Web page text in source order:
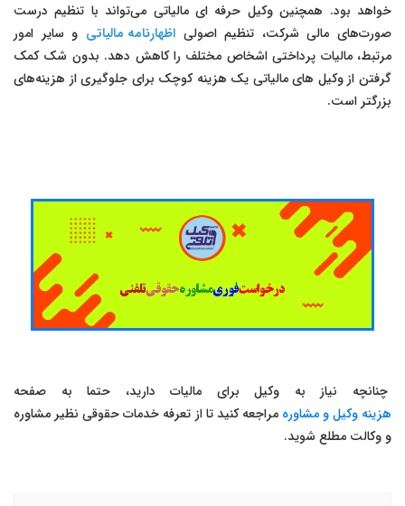
خواهد بود. همچنین وکیل حرفه ای مالیاتی می‌تواند با تنظیم درست
صورت‌های مالی شرکت، تنظیم اصولیاظهارنامه مالیاتی و سایر امور
مرتبط، مالیات پرداختی اشخاص مختلف را کاهش دهد. بدون شک کمک
گرفتن از وکیل های مالیاتی یک هزینه کوچک برای جلوگیری از هزینه‌های
بزرگتر است.
چنانچه نیاز به وکیل برای مالیات دارید، حتما به صفحه
هزینه وکیل و مشاوره مراجعه کنید تا از تعرفه خدمات حقوقی نظیر مشاوره
و وکالت مطلع شوید.